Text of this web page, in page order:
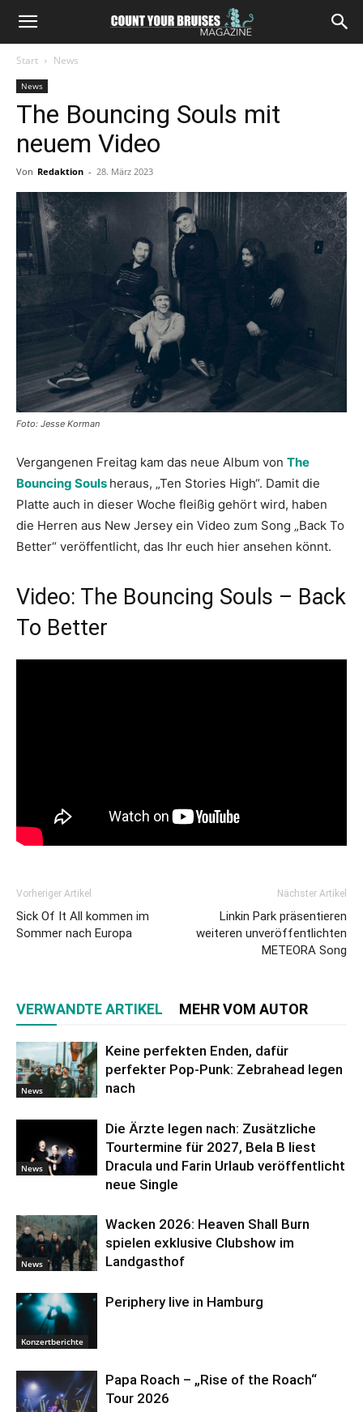
Start News
News
The Bouncing Souls mit
neuem Video
Von Redaktion - 28. März 2023
Foto: Jesse Korman
Vergangenen Freitag kam das neue Album von The
Bouncing Souls heraus, „Ten Stories High“. Damit die
Platte auch in dieser Woche fleißig gehört wird, haben
die Herren aus New Jersey ein Video zum Song „Back To
Better“ veröffentlicht, das Ihr euch hier ansehen könnt.
Video: The Bouncing Souls – Back
To Better
Vorheriger Artikel
Sick Of It All kommen im
Sommer nach Europa
Nächster Artikel
Linkin Park präsentieren
weiteren unveröffentlichten
METEORA Song
VERWANDTE ARTIKEL MEHR VOM AUTOR
News
Keine perfekten Enden, dafür
perfekter Pop-Punk: Zebrahead legen
nach
News
Die Ärzte legen nach: Zusätzliche
Tourtermine für 2027, Bela B liest
Dracula und Farin Urlaub veröffentlicht
neue Single
News
Wacken 2026: Heaven Shall Burn
spielen exklusive Clubshow im
Landgasthof
Konzertberichte
Periphery live in Hamburg
Papa Roach – „Rise of the Roach“
Tour 2026